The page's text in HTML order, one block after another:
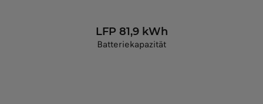
LFP 81,9 kWh
Batteriekapazität